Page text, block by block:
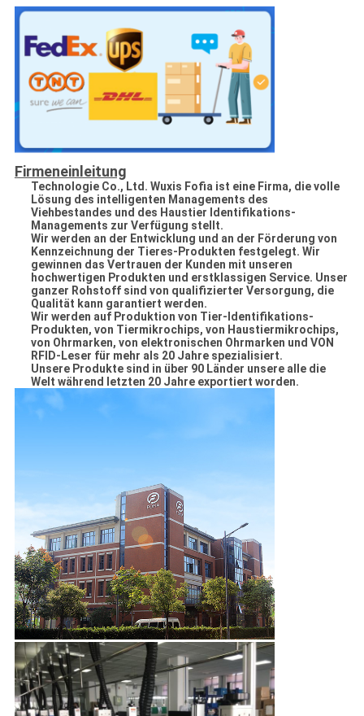
Firmeneinleitung
Technologie Co., Ltd. Wuxis Fofia ist eine Firma, die volle
Lösung des intelligenten Managements des
Viehbestandes und des Haustier Identifikations-
Managements zur Verfügung stellt.
Wir werden an der Entwicklung und an der Förderung von
Kennzeichnung der Tieres-Produkten festgelegt. Wir
gewinnen das Vertrauen der Kunden mit unseren
hochwertigen Produkten und erstklassigen Service. Unser
ganzer Rohstoff sind von qualifizierter Versorgung, die
Qualität kann garantiert werden.
Wir werden auf Produktion von Tier-Identifikations-
Produkten, von Tiermikrochips, von Haustiermikrochips,
von Ohrmarken, von elektronischen Ohrmarken und VON
RFID-Leser für mehr als 20 Jahre spezialisiert.
Unsere Produkte sind in über 90 Länder unsere alle die
Welt während letzten 20 Jahre exportiert worden.